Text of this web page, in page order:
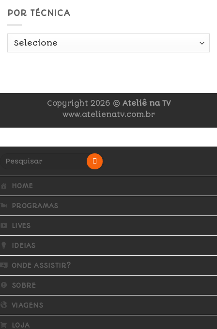
POR TÉCNICA
Copyright 2026 © Ateliê na TV
www.atelienatv.com.br
HOME
PROGRAMAS
LIVES
IDEIAS
ONDE ASSISTIR?
SOBRE
VIAGENS
LOJA